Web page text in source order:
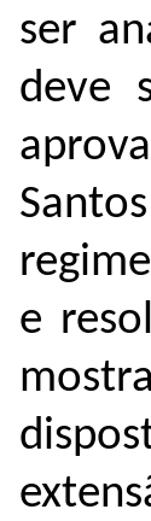
ser
deve
e